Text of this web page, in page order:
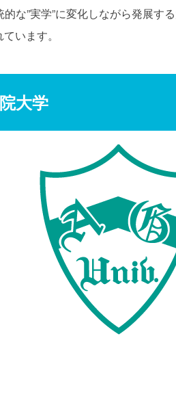
的な”実学”に変化しながら発展す
います。
大学